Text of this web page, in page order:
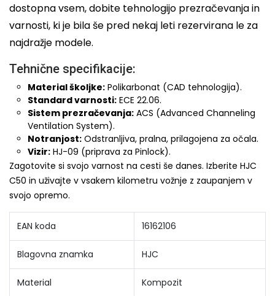
dostopna vsem, dobite tehnologijo prezračevanja in
varnosti, ki je bila še pred nekaj leti rezervirana le za
najdražje modele.
Tehnične specifikacije:
Material školjke: Polikarbonat (CAD tehnologija).
Standard varnosti: ECE 22.06.
Sistem prezračevanja: ACS (Advanced Channeling
Ventilation System).
Notranjost: Odstranljiva, pralna, prilagojena za očala.
Vizir: HJ-09 (priprava za Pinlock).
Zagotovite si svojo varnost na cesti še danes. Izberite HJC
C50 in uživajte v vsakem kilometru vožnje z zaupanjem v
svojo opremo.
EAN koda 16162106
Blagovna znamka HJC
Material Kompozit